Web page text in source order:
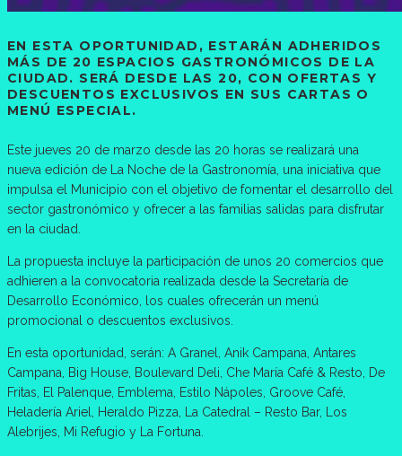
EN ESTA OPORTUNIDAD, ESTARÁN ADHERIDOS
MÁS DE 20 ESPACIOS GASTRONÓMICOS DE LA
CIUDAD. SERÁ DESDE LAS 20, CON OFERTAS Y
DESCUENTOS EXCLUSIVOS EN SUS CARTAS O
MENÚ ESPECIAL.
Este jueves 20 de marzo desde las 20 horas se realizará una
nueva edición de La Noche de la Gastronomía, una iniciativa que
impulsa el Municipio con el objetivo de fomentar el desarrollo del
sector gastronómico y ofrecer a las familias salidas para disfrutar
en la ciudad.
La propuesta incluye la participación de unos 20 comercios que
adhieren a la convocatoria realizada desde la Secretaría de
Desarrollo Económico, los cuales ofrecerán un menú
promocional o descuentos exclusivos.
En esta oportunidad, serán: A Granel, Anik Campana, Antares
Campana, Big House, Boulevard Deli, Che María Café & Resto, De
Fritas, El Palenque, Emblema, Estilo Nápoles, Groove Café,
Heladería Ariel, Heraldo Pizza, La Catedral – Resto Bar, Los
Alebrijes, Mi Refugio y La Fortuna.